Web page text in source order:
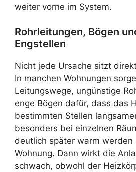
weiter vorne im System.
Rohrleitungen, Bögen
Engstellen
Nicht jede Ursache sitzt
In manchen Wohnungen
Leitungswege, ungünstige
enge Bögen dafür, dass das
bestimmten Stellen
besonders bei einzelnen
deutlich später warm werden
Wohnung. Dann wirkt die
schwach, obwohl der